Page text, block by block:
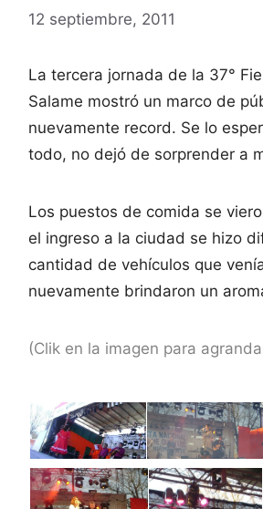
12 septiembre, 2011
La tercera jornada de la 37°
Salame mostró un marco de
nuevamente record. Se lo
todo, no dejó de sorprender a
Los puestos de comida se
el ingreso a la ciudad se hizo
cantidad de vehículos que
nuevamente brindaron un
(Clik en la imagen para